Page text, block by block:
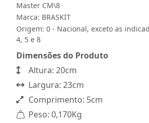
Master CM\8
Marca: BRASKIT
Origem: 0 - Nacional, exceto as
4, 5 e 8
Dimensões do Produto
Altura: 20cm
Largura: 23cm
Comprimento: 5cm
Peso: 0,170Kg